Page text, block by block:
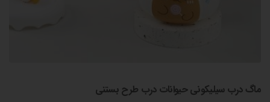
ماگ درب سیلیکونی حیوانات درب طرح بستنی